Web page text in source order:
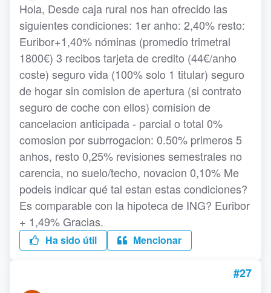
Hola, Desde caja rural nos han ofrecido las
siguientes condiciones: 1er anho: 2,40% resto:
Euribor+1,40% nóminas (promedio trimetral
1800€) 3 recibos tarjeta de credito (44€/anho
coste) seguro vida (100% solo 1 titular) seguro
de hogar sin comision de apertura (si contrato
seguro de coche con ellos) comision de
cancelacion anticipada - parcial o total 0%
comosion por subrrogacion: 0.50% primeros 5
anhos, resto 0,25% revisiones semestrales no
carencia, no suelo/techo, novacion 0,10% Me
podeis indicar qué tal estan estas condiciones?
Es comparable con la hipoteca de ING? Euribor
+ 1,49% Gracias.
Ha sido útil Mencionar
#27